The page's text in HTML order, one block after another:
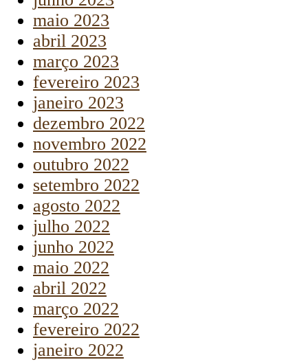
maio 2023
abril 2023
março 2023
fevereiro 2023
janeiro 2023
dezembro 2022
novembro 2022
outubro 2022
setembro 2022
agosto 2022
julho 2022
junho 2022
maio 2022
abril 2022
março 2022
fevereiro 2022
janeiro 2022